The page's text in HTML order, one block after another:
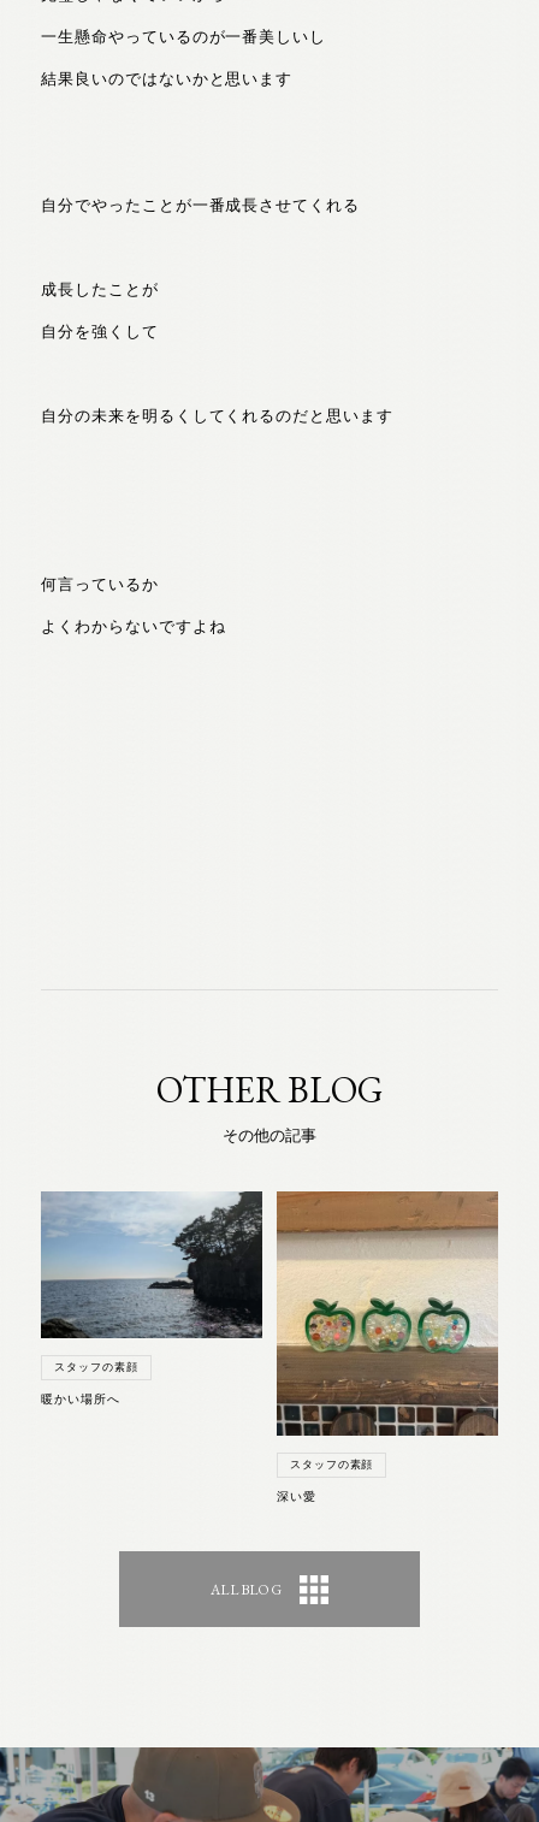
一生懸命やっているのが一番美しいし
結果良いのではないかと思います
自分でやったことが一番成長させてくれる
成長したことが
自分を強くして
自分の未来を明るくしてくれるのだと思います
何言っているか
よくわからないですよね
OTHER BLOG
その他の記事
スタッフの素顔
暖かい場所へ
スタッフの素顔
深い愛
ALL BLOG